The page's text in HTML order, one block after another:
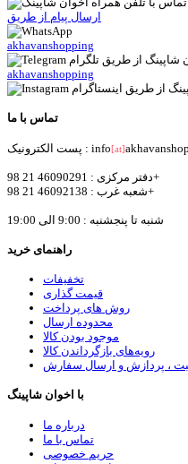
ارسال پیام از طریق
akhavanshopping
akhavanshopping
تماس با ما
پست الکترونیک : info[at]
دفتر مرکزی : 46090291 21 98+
شعبه غرب : 46092138 21 98+
شنبه تا پنجشنبه : 9:00 الی 19:00
راهنمای خرید
تخفیفات
قیمت گذاری
روش های پرداخت
محدوده ارسال
موجود بودن کالا
رویه‌های بازگرداندن کالا
، پردازش و ارسال سفارش
با اخوان شاپینگ
درباره ما
تماس با ما
حریم خصوصی